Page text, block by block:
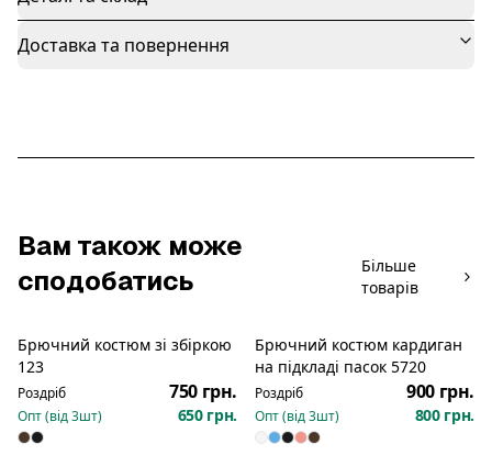
Доставка та повернення
Вам також може
сподобатись
Більше
товарів
Новинка
Брючний костюм зі збіркою
123
Роздріб 750 грн.
Опт (від3шт) 650 грн.
Брючний костюм кардиган
на підкладі пасок 5720
Роздріб 900 грн.
Опт (від3шт) 800 грн.